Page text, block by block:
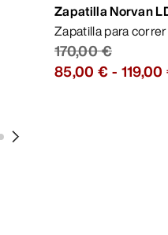
Zapatilla Norvan
Zapatilla para
170,00 €
85,00 €-